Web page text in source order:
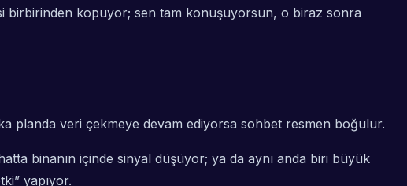
birbirinden kopuyor; sen tam konuşuyorsun, o biraz sonra
planda veri çekmeye devam ediyorsa sohbet resmen boğulur.
binanın içinde sinyal düşüyor; ya da aynı anda biri büyük
yapıyor.